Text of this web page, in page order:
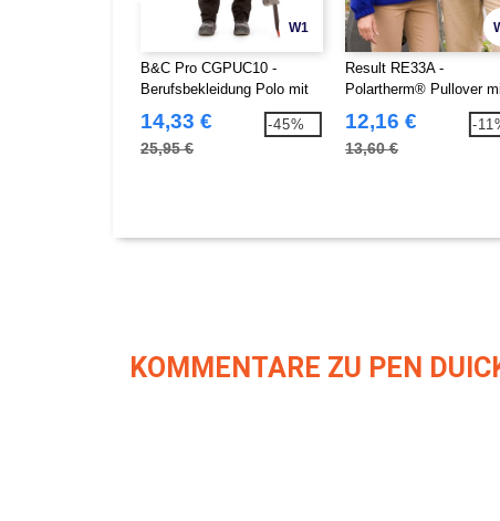
W1
B&C Pro CGPUC10 -
Berufsbekleidung Polo mit
Brusttasche PUC10
14,33 €
25,95 €
-45%
Result RE33A -
Polartherm® Pullover
12,16 €
13,60 €
-
KOMMENTARE ZU PEN